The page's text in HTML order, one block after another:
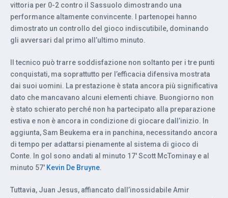
vittoria per 0-2 contro il Sassuolo dimostrando una
performance altamente convincente. I partenopei hanno
dimostrato un controllo del gioco indiscutibile, dominando
gli avversari dal primo all’ultimo minuto.
Il tecnico può trarre soddisfazione non soltanto per i tre punti
conquistati, ma soprattutto per l’efficacia difensiva mostrata
dai suoi uomini. La prestazione è stata ancora più significativa
dato che mancavano alcuni elementi chiave. Buongiorno non
è stato schierato perché non ha partecipato alla preparazione
estiva e non è ancora in condizione di giocare dall’inizio. In
aggiunta, Sam Beukema era in panchina, necessitando ancora
di tempo per adattarsi pienamente al sistema di gioco di
Conte. In gol sono andati al minuto 17′ Scott McTominay e al
minuto 57′ Kevin De Bruyne.
Tuttavia, Juan Jesus, affiancato dall’inossidabile Amir